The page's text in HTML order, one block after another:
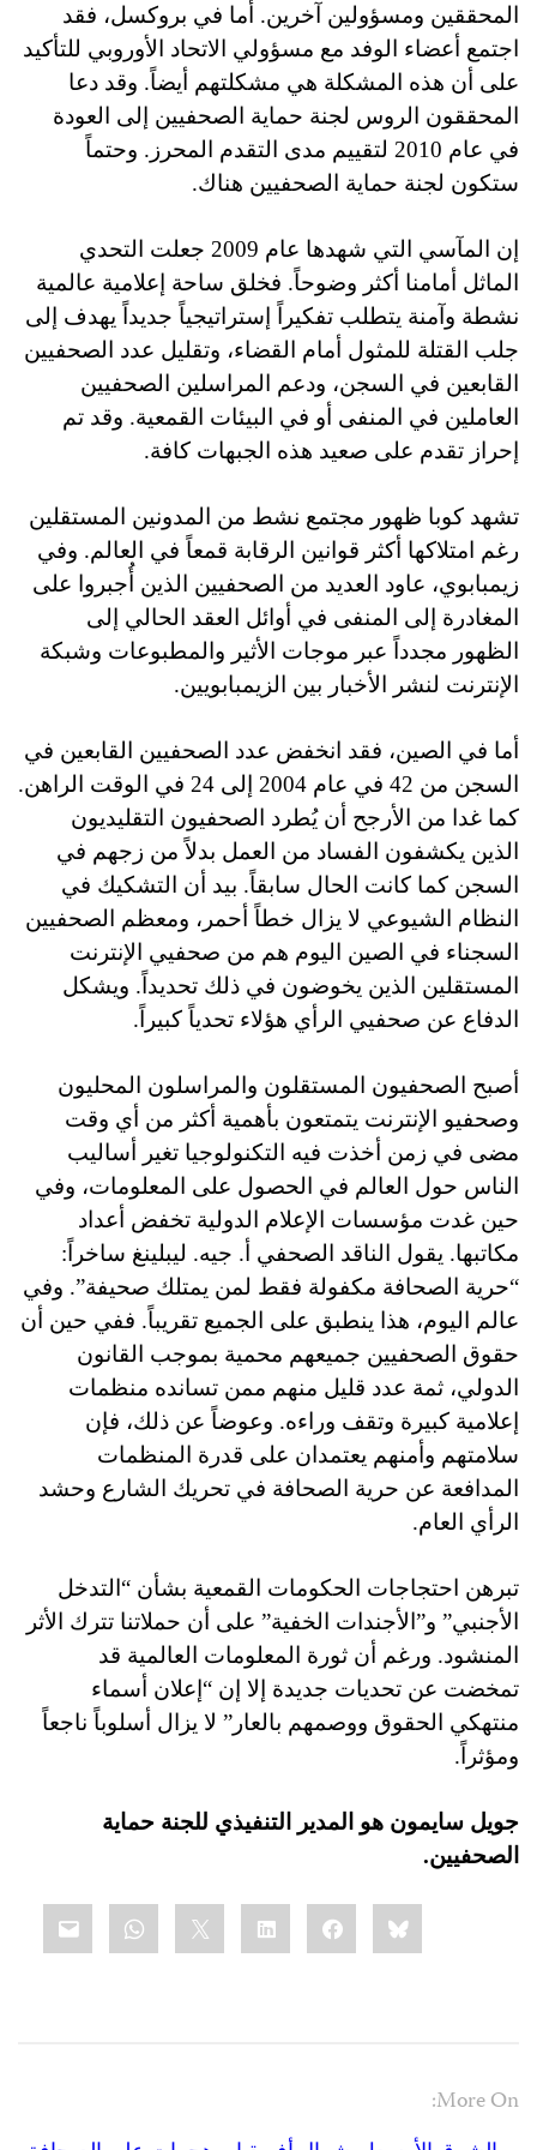
المحققين ومسؤولين آخرين. أما في بروكسل، فقد
اجتمع أعضاء الوفد مع مسؤولي الاتحاد الأوروبي للتأكيد
على أن هذه المشكلة هي مشكلتهم أيضاً. وقد دعا
المحققون الروس لجنة حماية الصحفيين إلى العودة
في عام 2010 لتقييم مدى التقدم المحرز. وحتماً
ستكون لجنة حماية الصحفيين هناك.
إن المآسي التي شهدها عام 2009 جعلت التحدي
الماثل أمامنا أكثر وضوحاً. فخلق ساحة إعلامية عالمية
نشطة وآمنة يتطلب تفكيراً إستراتيجياً جديداً يهدف إلى
جلب القتلة للمثول أمام القضاء، وتقليل عدد الصحفيين
القابعين في السجن، ودعم المراسلين الصحفيين
العاملين في المنفى أو في البيئات القمعية. وقد تم
إحراز تقدم على صعيد هذه الجبهات كافة.
تشهد كوبا ظهور مجتمع نشط من المدونين المستقلين
رغم امتلاكها أكثر قوانين الرقابة قمعاً في العالم. وفي
زيمبابوي، عاود العديد من الصحفيين الذين أُجبروا على
المغادرة إلى المنفى في أوائل العقد الحالي إلى
الظهور مجدداً عبر موجات الأثير والمطبوعات وشبكة
الإنترنت لنشر الأخبار بين الزيمبابويين.
أما في الصين، فقد انخفض عدد الصحفيين القابعين في
السجن من 42 في عام 2004 إلى 24 في الوقت الراهن.
كما غدا من الأرجح أن يُطرد الصحفيون التقليديون
الذين يكشفون الفساد من العمل بدلاً من زجهم في
السجن كما كانت الحال سابقاً. بيد أن التشكيك في
النظام الشيوعي لا يزال خطاً أحمر، ومعظم الصحفيين
السجناء في الصين اليوم هم من صحفيي الإنترنت
المستقلين الذين يخوضون في ذلك تحديداً. ويشكل
الدفاع عن صحفيي الرأي هؤلاء تحدياً كبيراً.
أصبح الصحفيون المستقلون والمراسلون المحليون
وصحفيو الإنترنت يتمتعون بأهمية أكثر من أي وقت
مضى في زمن أخذت فيه التكنولوجيا تغير أساليب
الناس حول العالم في الحصول على المعلومات، وفي
حين غدت مؤسسات الإعلام الدولية تخفض أعداد
مكاتبها. يقول الناقد الصحفي أ. جيه. ليبلينغ ساخراً:
“حرية الصحافة مكفولة فقط لمن يمتلك صحيفة”. وفي
عالم اليوم، هذا ينطبق على الجميع تقريباً. ففي حين أن
حقوق الصحفيين جميعهم محمية بموجب القانون
الدولي، ثمة عدد قليل منهم ممن تسانده منظمات
إعلامية كبيرة وتقف وراءه. وعوضاً عن ذلك، فإن
سلامتهم وأمنهم يعتمدان على قدرة المنظمات
المدافعة عن حرية الصحافة في تحريك الشارع وحشد
الرأي العام.
تبرهن احتجاجات الحكومات القمعية بشأن “التدخل
الأجنبي” و”الأجندات الخفية” على أن حملاتنا تترك الأثر
المنشود. ورغم أن ثورة المعلومات العالمية قد
تمخضت عن تحديات جديدة إلا إن “إعلان أسماء
منتهكي الحقوق ووصمهم بالعار” لا يزال أسلوباً ناجعاً
ومؤثراً.
جويل سايمون هو المدير التنفيذي للجنة حماية
الصحفيين.
Bluesky
Facebook
LinkedIn
More On: